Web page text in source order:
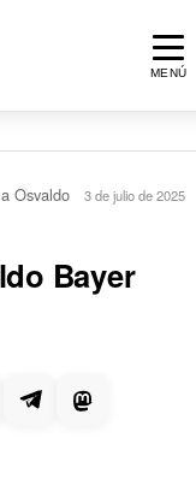
MENÚ
Osvaldo
3 de julio de 2025
Bayer